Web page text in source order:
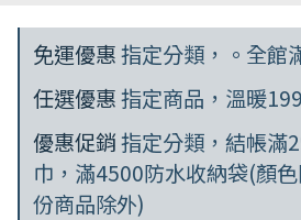
免運優惠指定分類，。全館
任選優惠指定商品，溫暖
優惠促銷指定分類，結帳滿
巾，滿4500防水收納袋(顏
份商品除外)